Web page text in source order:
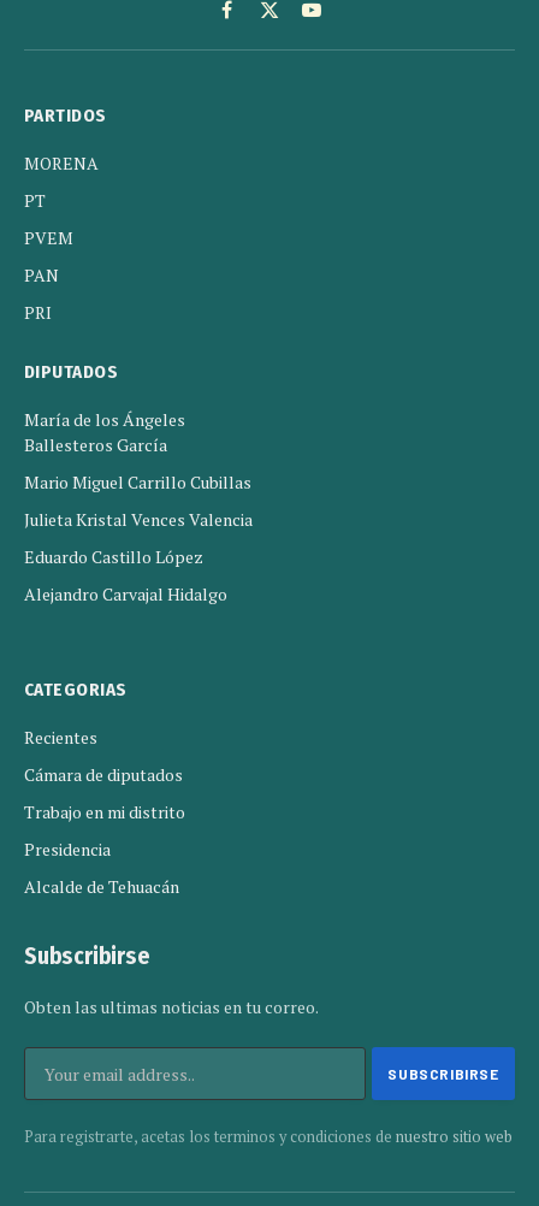
Facebook
X
(Twitter)
YouTube
PARTIDOS
MORENA
PT
PVEM
PAN
PRI
DIPUTADOS
María de los Ángeles
Ballesteros García
Mario Miguel Carrillo Cubillas
Julieta Kristal Vences Valencia
Eduardo Castillo López
Alejandro Carvajal Hidalgo
CATEGORIAS
Recientes
Cámara de diputados
Trabajo en mi distrito
Presidencia
Alcalde de Tehuacán
Subscribirse
Obten las ultimas noticias en tu correo.
Para registrarte, acetas los terminos y condiciones de nuestro sitio web